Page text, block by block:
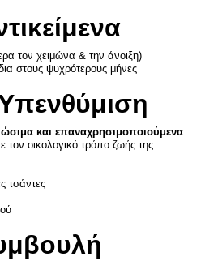
τον χειμώνα & την άνοιξη)
στους ψυχρότερους μήνες
και επαναχρησιμοποιούμενα
τον οικολογικό τρόπο ζωής της
τσάντες